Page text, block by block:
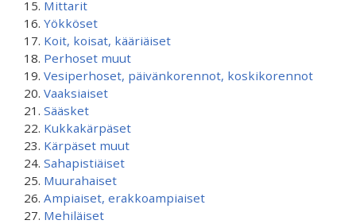
Mittarit
Yökköset
Koit, koisat, kääriäiset
Perhoset muut
Vesiperhoset, päivänkorennot, koskikorennot
Vaaksiaiset
Sääsket
Kukkakärpäset
Kärpäset muut
Sahapistiäiset
Muurahaiset
Ampiaiset, erakkoampiaiset
Mehiläiset